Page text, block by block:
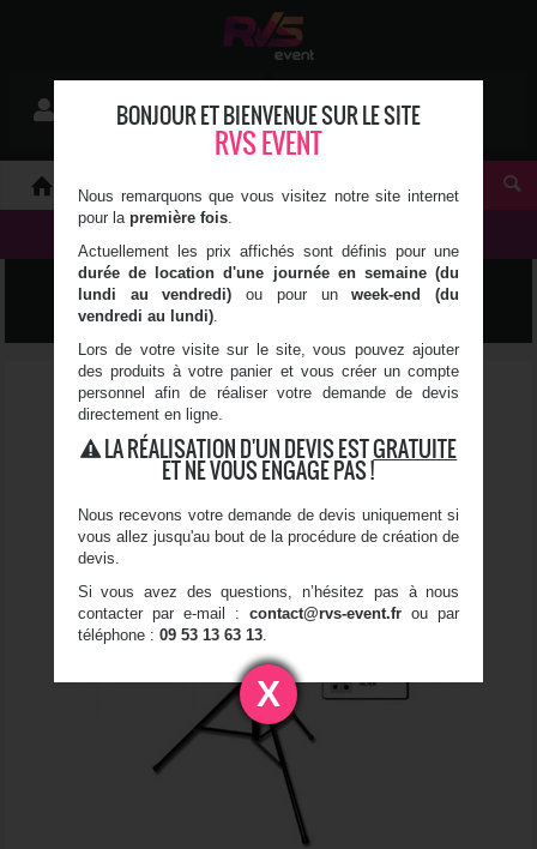
Se connecter
0 article(s)
LUMIÈRE, SON & VIDÉO
X
BONJOUR ET BIENVENUE SUR LE SITE
RVS EVENT
Nous remarquons que vous visitez notre site internet
pour la première fois.
Actuellement les prix affichés sont définis pour une
durée de location d'une journée en semaine (du
lundi au vendredi) ou pour unweek-end (du
vendredi au lundi).
Lors de votre visite sur le site, vous pouvez ajouter
des produits à votre panier et vous créer un compte
personnel afin de réaliser votre demande de devis
directement en ligne.
LA RÉALISATION D'UN DEVIS ESTGRATUITE
ET NE VOUS ENGAGE PAS !
Nous recevons votre demande de devis uniquement si
vous allez jusqu'au bout de la procédure de création de
devis.
Si vous avez des questions, n’hésitez pas à nous
contacter par e-mail :contact@rvs-event.fr ou par
téléphone : 09 53 13 63 13.